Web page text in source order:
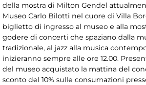
della mostra di Milton Gendel
Museo Carlo Bilotti nel cuore di Villa
biglietto di ingresso al museo e alla
godere di concerti che spaziano dalla
tradizionale, al jazz alla musica
inizieranno sempre alle ore 12.00.
del museo acquistato la mattina del
sconto del 10% sulle consumazioni